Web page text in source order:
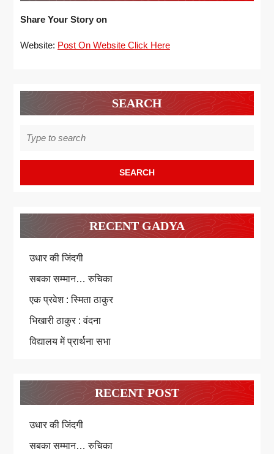
Share Your Story on
Website: Post On Website Click Here
SEARCH
for:
RECENT GADYA
उधार की जिंदगी
सबका सम्मान… रुचिका
एक प्रवेश : स्मिता ठाकुर
भिखारी ठाकुर : वंदना
विद्यालय में प्रार्थना सभा
RECENT POST
उधार की जिंदगी
सबका सम्मान… रुचिका